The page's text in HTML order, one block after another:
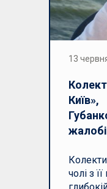
13
жалобі
чолі з